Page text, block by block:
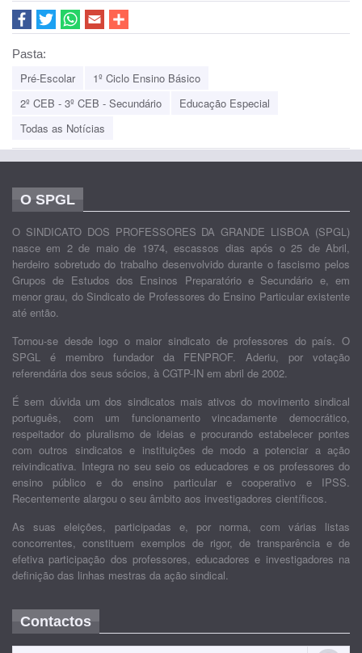
Pasta:
Pré-Escolar
1º Ciclo Ensino Básico
2º CEB - 3º CEB - Secundário
Educação Especial
Todas as Notícias
O SPGL
O SINDICATO DOS PROFESSORES DA GRANDE LISBOA (SPGL)
nasce em 2 de maio de 1974, escassos dias após o 25 de Abril,
herdeiro sobretudo do trabalho desenvolvido durante o fascismo pelos
Grupos de Estudos dos Ensinos Preparatório e Secundário e, em
menor grau, do Sindicato de Professores do Ensino Particular existente
até então.
Tornou-se desde logo o maior sindicato de professores do país. O
SPGL é membro fundador da FENPROF. Aderiu, por votação
referendária dos seus sócios, à CGTP-IN em abril de 2002.
É sem dúvida um dos sindicatos mais ativos do movimento sindical
português, com um funcionamento vincadamente democrático,
respeitador do pluralismo de ideias e procurando estabelecer pontes
com outros sindicatos e instituições de modo a potenciar a ação
reivindicativa. Integra no seu seio os educadores e os professores do
ensino público e do ensino particular e cooperativo e IPSS.
Recentemente alargou o seu âmbito aos investigadores científicos.
As suas eleições, participadas e, por norma, com várias listas
concorrentes, constituem exemplos de rigor, de transparência e de
efetiva participação dos professores, educadores e investigadores na
definição das linhas mestras da ação sindical.
Contactos